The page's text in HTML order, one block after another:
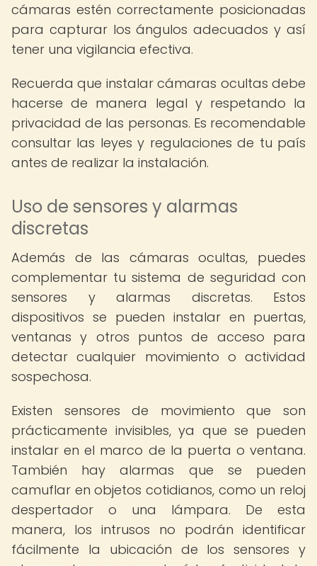
cámaras estén correctamente posicionadas
para capturar los ángulos adecuados y así
tener una vigilancia efectiva.
Recuerda que instalar cámaras ocultas debe
hacerse de manera legal y respetando la
privacidad de las personas. Es recomendable
consultar las leyes y regulaciones de tu país
antes de realizar la instalación.
Uso de sensores y alarmas
discretas
Además de las cámaras ocultas, puedes
complementar tu sistema de seguridad con
sensores y alarmas discretas. Estos
dispositivos se pueden instalar en puertas,
ventanas y otros puntos de acceso para
detectar cualquier movimiento o actividad
sospechosa.
Existen sensores de movimiento que son
prácticamente invisibles, ya que se pueden
instalar en el marco de la puerta o ventana.
También hay alarmas que se pueden
camuflar en objetos cotidianos, como un reloj
despertador o una lámpara. De esta
manera, los intrusos no podrán identificar
fácilmente la ubicación de los sensores y